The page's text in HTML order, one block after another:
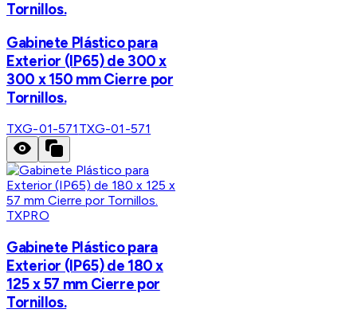
Tornillos.
Gabinete Plástico para
Exterior (IP65) de 300 x
300 x 150 mm Cierre por
Tornillos.
TXG-01-571 TXG-01-571
TXPRO
Gabinete Plástico para
Exterior (IP65) de 180 x
125 x 57 mm Cierre por
Tornillos.